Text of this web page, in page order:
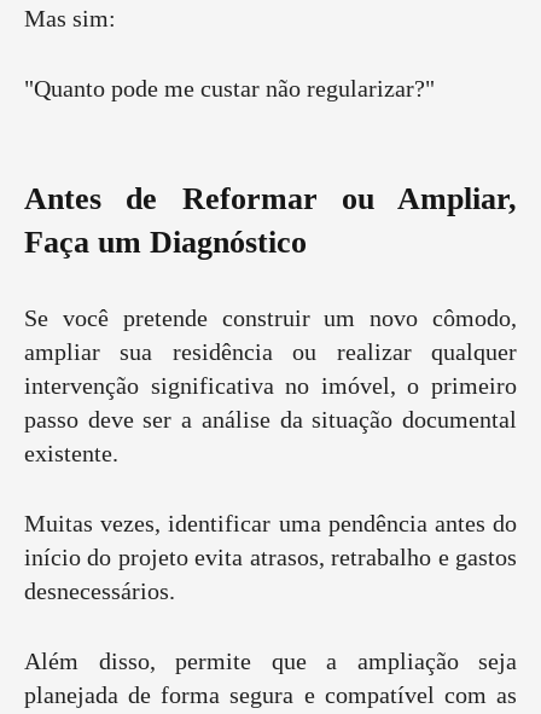
Mas sim:
"Quanto pode me custar não regularizar?"
Antes de Reformar ou Ampliar,
Faça um Diagnóstico
Se você pretende construir um novo cômodo,
ampliar sua residência ou realizar qualquer
intervenção significativa no imóvel, o primeiro
passo deve ser a análise da situação documental
existente.
Muitas vezes, identificar uma pendência antes do
início do projeto evita atrasos, retrabalho e gastos
desnecessários.
Além disso, permite que a ampliação seja
planejada de forma segura e compatível com as